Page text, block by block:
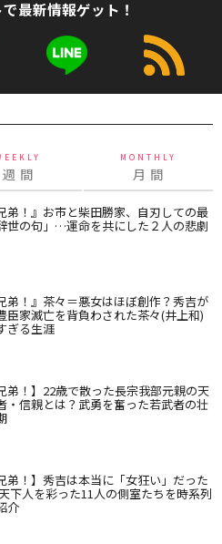
最新情報ゲット！
週 間
MONTHLY
月 間
弟！』お市と柴田勝家、自刃しての最
世の句」…運命を共にした２人の悲劇
弟！』茶々＝悪女はほぼ創作？秀吉が
臣家滅亡を背負わされた茶々(井上和)
ぎる生涯
弟！】22歳で散った長宗我部元親の天
・信親とは？武勇を奮った若武者の壮
弟！】秀吉は本当に「女狂い」だった
下人を彩った11人の側室たちを時系列
介